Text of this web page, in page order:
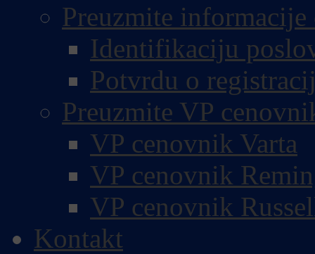
Preuzmite
Identifikaciju
Potvrdu o
Preuzmite VP
VP cenovnik Varta
VP cenovnik
VP cenovnik
Kontakt